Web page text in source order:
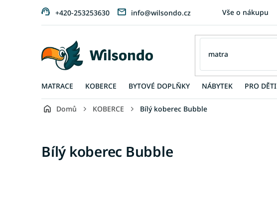
+420-253253630 info@wilsondo.cz Vše o nákupu
MATRACE KOBERCE BYTOVÉ DOPLŇKY NÁBYTEK PRO DĚTI
Domů KOBERCE Bílý koberec Bubble
Bílý koberec Bubble